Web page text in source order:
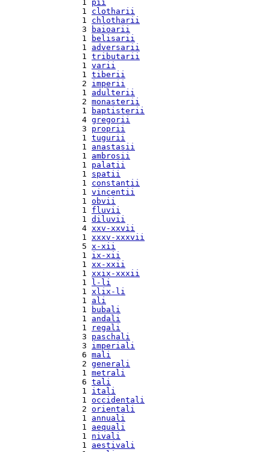
  1
pii
  1
clotharii
  1
chlotharii
  3
baioarii
  1
belisarii
  1
adversarii
  1
tributarii
  1
varii
  1
tiberii
  2
imperii
  1
adulterii
  2
monasterii
  1
baptisterii
  4
gregorii
  3
proprii
  1
tugurii
  1
anastasii
  1
ambrosii
  1
palatii
  1
spatii
  1
constantii
  1
vincentii
  1
obvii
  1
fluvii
  1
diluvii
  4
xxv-xxvii
  1
xxxv-xxxvii
  5
x-xii
  1
ix-xii
  1
xx-xxii
  1
xxix-xxxii
  1
l-li
  1
xlix-li
  1
ali
  1
bubali
  1
andali
  1
regali
  3
paschali
  3
imperiali
  6
mali
  2
generali
  1
metrali
  6
tali
  1
itali
  1
occidentali
  2
orientali
  1
annuali
  1
aequali
  1
nivali
  1
aestivali